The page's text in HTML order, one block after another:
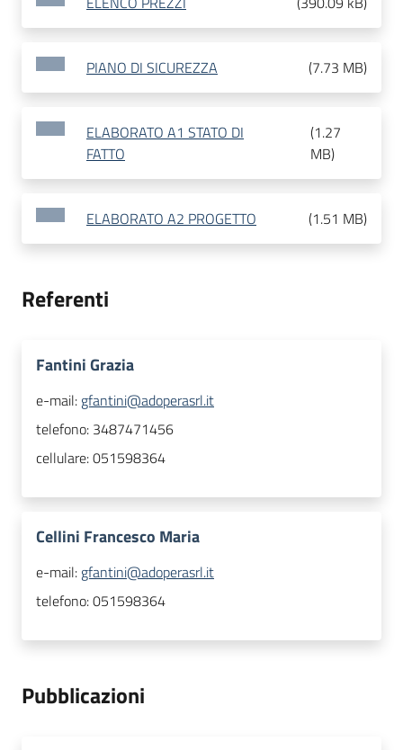
PIANO DI SICUREZZA (7.73 MB)
ELABORATO A1 STATO DI
FATTO
(1.27
MB)
ELABORATO A2 PROGETTO (1.51 MB)
Referenti
Fantini Grazia
e-mail: gfantini@adoperasrl.it
telefono: 3487471456
cellulare:051598364
Cellini Francesco Maria
e-mail: gfantini@adoperasrl.it
telefono:051598364
Pubblicazioni